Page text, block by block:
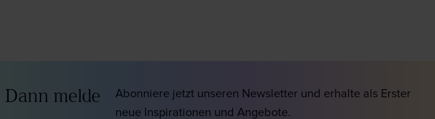
Dann melde
Abonniere jetzt unseren Newsletter und erhalte als Erster
neue Inspirationen und Angebote.